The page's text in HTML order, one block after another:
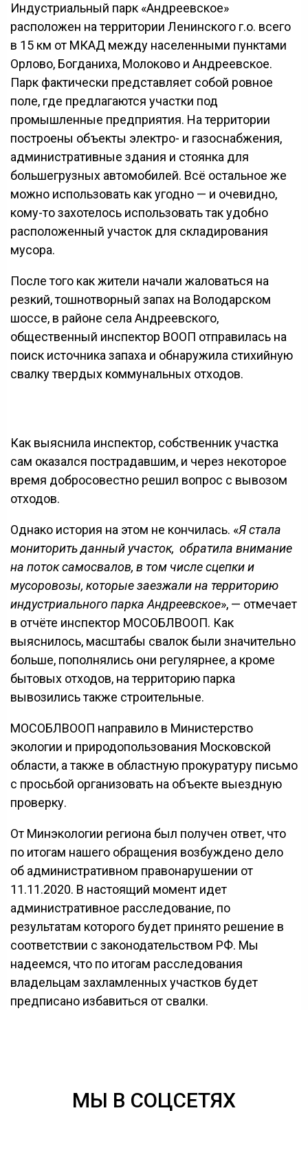
Индустриальный парк «Андреевское»
расположен на территории Ленинского г.о. всего
в 15 км от МКАД между населенными пунктами
Орлово, Богданиха, Молоково и Андреевское.
Парк фактически представляет собой ровное
поле, где предлагаются участки под
промышленные предприятия. На территории
построены объекты электро- и газоснабжения,
административные здания и стоянка для
большегрузных автомобилей. Всё остальное же
можно использовать как угодно — и очевидно,
кому-то захотелось использовать так удобно
расположенный участок для складирования
мусора.
После того как жители начали жаловаться на
резкий, тошнотворный запах на Володарском
шоссе, в районе села Андреевского,
общественный инспектор ВООП отправилась на
поиск источника запаха и обнаружила стихийную
свалку твердых коммунальных отходов.
Как выяснила инспектор, собственник участка
сам оказался пострадавшим, и через некоторое
время добросовестно решил вопрос с вывозом
отходов.
Однако история на этом не кончилась. «Я стала
мониторить данный участок, обратила внимание
на поток самосвалов, в том числе сцепки и
мусоровозы, которые заезжали на территорию
индустриального парка Андреевское», — отмечает
в отчёте инспектор МОСОБЛВООП. Как
выяснилось, масштабы свалок были значительно
больше, пополнялись они регулярнее, а кроме
бытовых отходов, на территорию парка
вывозились также строительные.
МОСОБЛВООП направило в Министерство
экологии и природопользования Московской
области, а также в областную прокуратуру письмо
с просьбой организовать на объекте выездную
проверку.
От Минэкологии региона был получен ответ, что
по итогам нашего обращения возбуждено дело
об административном правонарушении от
11.11.2020. В настоящий момент идет
административное расследование, по
результатам которого будет принято решение в
соответствии с законодательством РФ. Мы
надеемся, что по итогам расследования
владельцам захламленных участков будет
предписано избавиться от свалки.
МЫ В СОЦСЕТЯХ